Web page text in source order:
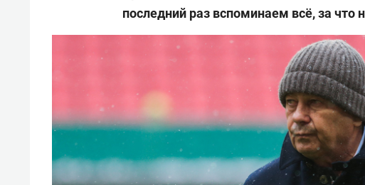
последний раз вспоминаем всё, за